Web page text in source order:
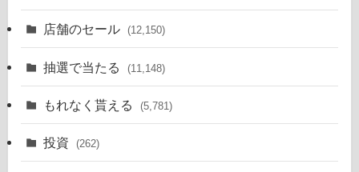
店舗のセール (12,150)
抽選で当たる (11,148)
もれなく貰える (5,781)
投資 (262)